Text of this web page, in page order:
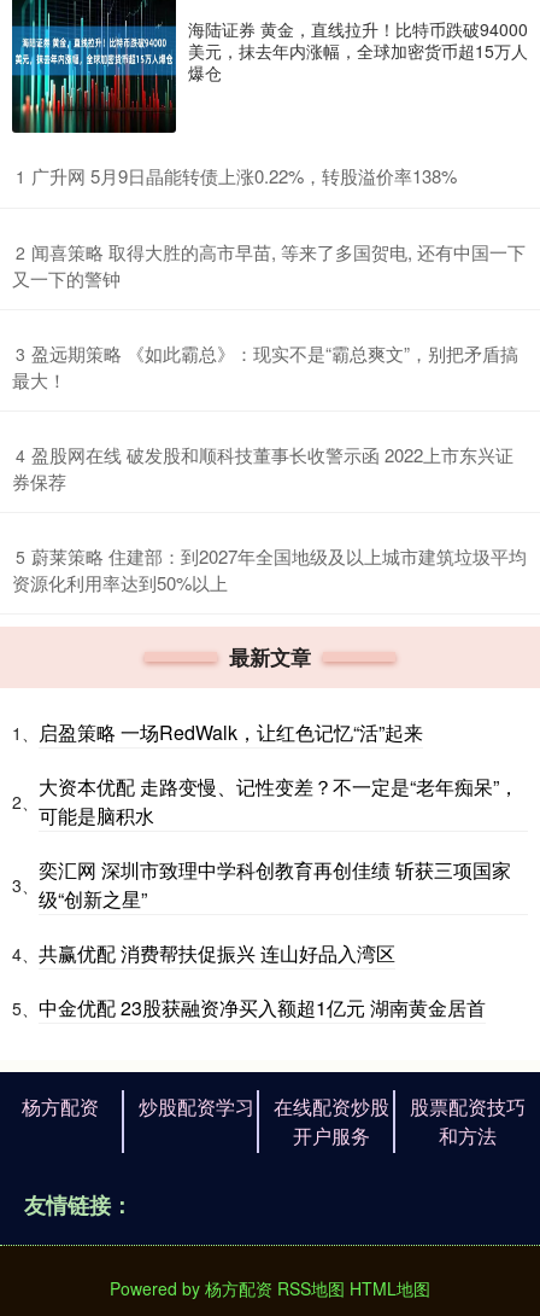
海陆证券 黄金，直线拉升！比特币跌破94000
美元，抹去年内涨幅，全球加密货币超15万人
爆仓
1 ​广升网 5月9日晶能转债上涨0.22%，转股溢价率138%
2 ​闻喜策略 取得大胜的高市早苗, 等来了多国贺电, 还有中国一下
又一下的警钟
3 ​盈远期策略 《如此霸总》：现实不是“霸总爽文”，别把矛盾搞
最大！
4 ​盈股网在线 破发股和顺科技董事长收警示函 2022上市东兴证
券保荐
5 ​蔚莱策略 住建部：到2027年全国地级及以上城市建筑垃圾平均
资源化利用率达到50%以上
最新文章
1、 启盈策略 一场RedWalk，让红色记忆“活”起来
2、
大资本优配 走路变慢、记性变差？不一定是“老年痴呆”，
可能是脑积水
3、
奕汇网 深圳市致理中学科创教育再创佳绩 斩获三项国家
级“创新之星”
4、 共赢优配 消费帮扶促振兴 连山好品入湾区
5、 中金优配 23股获融资净买入额超1亿元 湖南黄金居首
杨方配资 炒股配资学习
在线配资炒股
开户服务
股票配资技巧
和方法
友情链接：
Powered by 杨方配资 RSS地图 HTML地图